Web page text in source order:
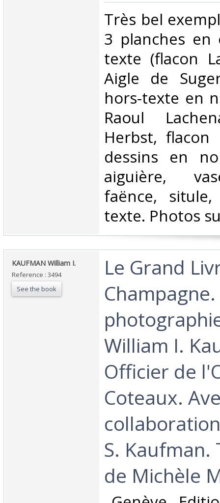
‎Très bel
3 planches en
texte (flacon
Aigle de
hors-texte en
Raoul
Herbst,
dessins en
aiguière,
faënce,
texte. Photos
‎KAUFMAN William I.‎
Reference : 3494
See the book
‎Le Grand
William I.
Officier de
Coteaux.
S.
de Michèle